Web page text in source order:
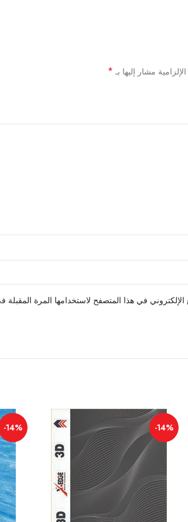
مشار إليها بـ *
في هذا المتصفح لاستخدامها المرة المقبلة
-14%
-14%